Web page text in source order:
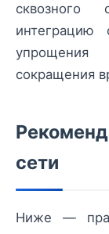
сквозного
сокращения
сети
Ниже —